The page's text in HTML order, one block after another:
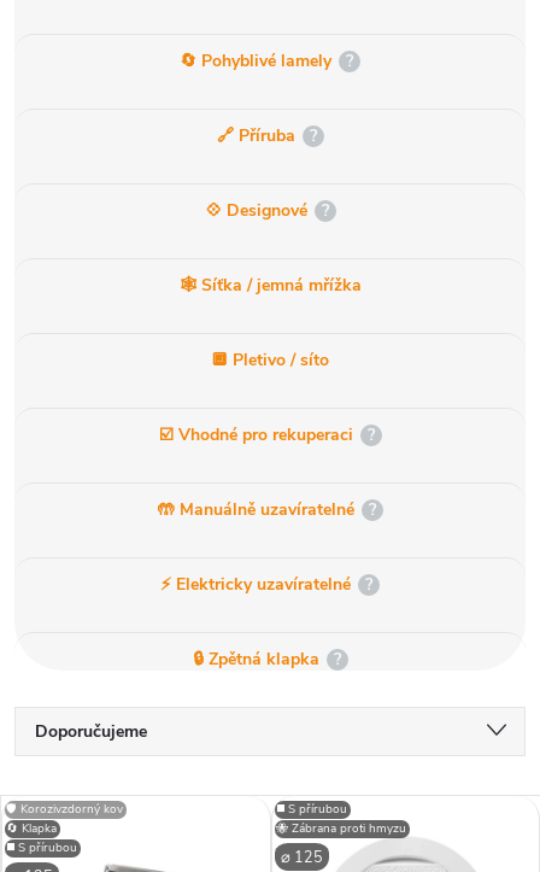
🔄 Pohyblivé lamely ?
🔗 Příruba ?
💠 Designové ?
🕸️ Síťka / jemná mřížka
🔲 Pletivo / síto
☑️ Vhodné pro rekuperaci ?
🤲 Manuálně uzavíratelné ?
⚡ Elektricky uzavíratelné ?
🔒 Zpětná klapka ?
Ř
a
z
Doporučujeme
Nejdražší
🔄 Klapka
◼️ S přírubou
🛡️ Korozivzdorný kov
⌀ 125
◼️ S přírubou
🐝 Zábrana proti hmyzu